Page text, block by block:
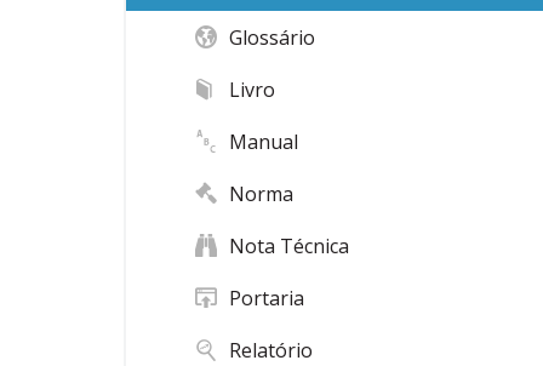
Glossário
Livro
Manual
Norma
Nota Técnica
Portaria
Relatório